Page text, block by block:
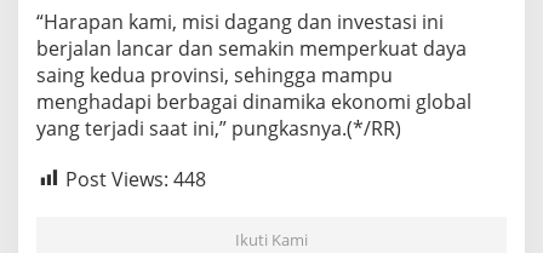
“Harapan kami, misi dagang dan investasi ini
berjalan lancar dan semakin memperkuat daya
saing kedua provinsi, sehingga mampu
menghadapi berbagai dinamika ekonomi global
yang terjadi saat ini,” pungkasnya.(*/RR)
Post Views: 448
Ikuti Kami